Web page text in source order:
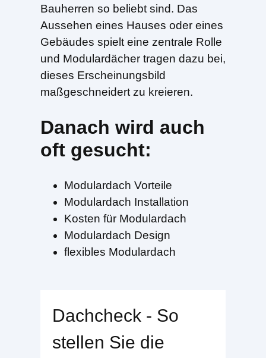
Bauherren so beliebt sind. Das
Aussehen eines Hauses oder eines
Gebäudes spielt eine zentrale Rolle
und Modulardächer tragen dazu bei,
dieses Erscheinungsbild
maßgeschneidert zu kreieren.
Danach wird auch
oft gesucht:
Modulardach Vorteile
Modulardach Installation
Kosten für Modulardach
Modulardach Design
flexibles Modulardach
Dachcheck - So
stellen Sie die